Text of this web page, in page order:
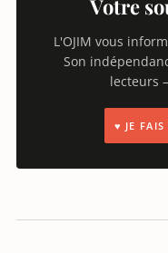
Votre
L'OJIM vous
Son
lecteurs
♥ JE